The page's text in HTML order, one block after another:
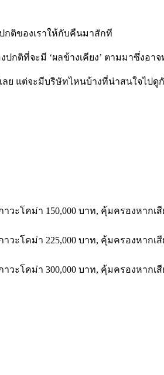
ติของเราให้กับคืนมาสักที
ปกติที่จะมี ‘ผลข้างเคียง’ ตามมาซึ่งอา
ลย แต่จะมีบริษัทไหนบ้างที่น่าสนใจไปดู
าวะโคม่า 150,000 บาท, คุ้มครองหากเ
าวะโคม่า 225,000 บาท, คุ้มครองหากเ
าวะโคม่า 300,000 บาท, คุ้มครองหากเ